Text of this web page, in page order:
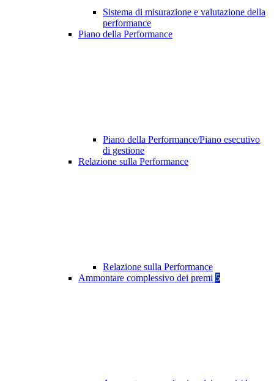
Sistema di misurazione e valutazione della
performance
Piano della Performance
Piano della Performance/Piano esecutivo
di gestione
Relazione sulla Performance
Relazione sulla Performance
Ammontare complessivo dei premi 5